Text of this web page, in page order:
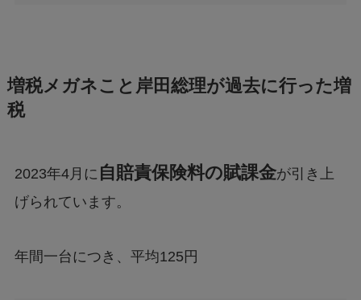
増税メガネこと岸田総理が過去に行った増
税
2023年4月に 自賠責保険料の賦課金が引き上
げられています。
年間一台につき、平均125円